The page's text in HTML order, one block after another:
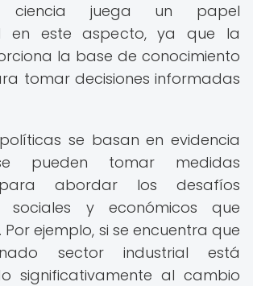
juega un papel
en este aspecto, ya que la
la base de conocimiento
tomar decisiones informadas
se basan en evidencia
pueden tomar medidas
abordar los desafíos
sociales y económicos que
ejemplo, si se encuentra que
sector industrial está
significativamente al cambio